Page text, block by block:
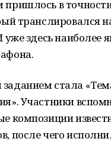
в
транслировался
уже здесь наиболее
стала
Участники
композиции
после чего